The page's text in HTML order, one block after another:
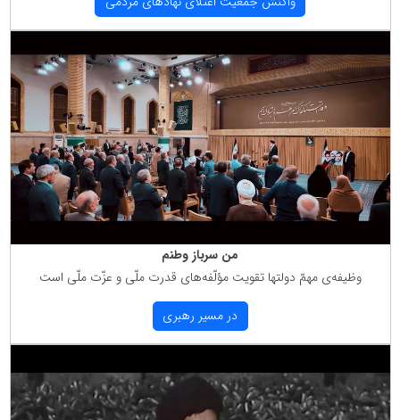
من سرباز وطنم
وظیفه‌ی مهمّ دولتها تقویت مؤلّفه‌های قدرت ملّی و عزّت ملّی است
در مسیر رهبری